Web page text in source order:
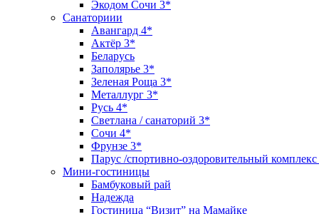
Экодом Сочи 3*
Санаториии
Авангард 4*
Актёр 3*
Беларусь
Заполярье 3*
Зеленая Роща 3*
Металлург 3*
Русь 4*
Светлана / санаторий 3*
Сочи 4*
Фрунзе 3*
Парус /спортивно-оздоровительный
Мини-гостиницы
Бамбуковый рай
Надежда
Гостиница “Визит” на Мамайке